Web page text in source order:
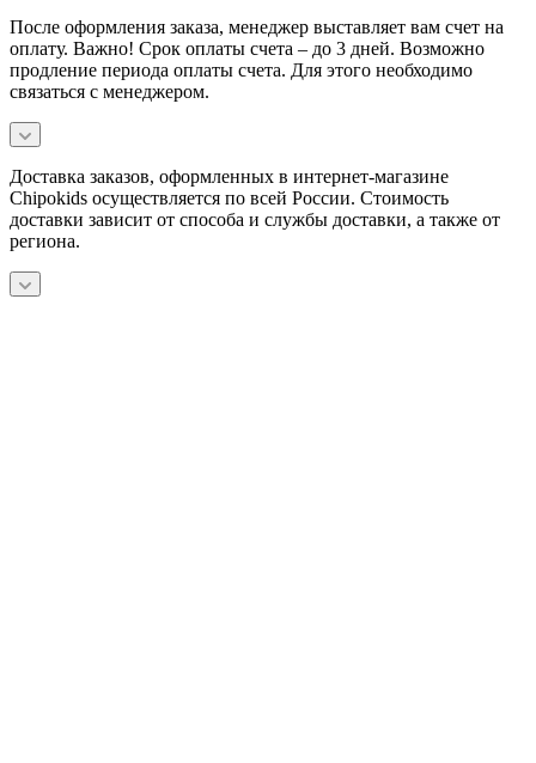
После оформления заказа, менеджер выставляет вам счет на
оплату. Важно! Срок оплаты счета – до 3 дней. Возможно
продление периода оплаты счета. Для этого необходимо
связаться с менеджером.
Доставка заказов, оформленных в интернет-магазине
Chipokids осуществляется по всей России. Стоимость
доставки зависит от способа и службы доставки, а также от
региона.